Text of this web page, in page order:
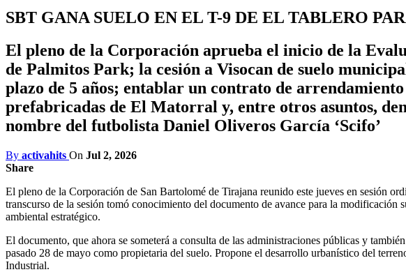
SBT GANA SUELO EN EL T-9 DE EL TABLERO
El pleno de la Corporación aprueba el inicio de la
de Palmitos Park; la cesión a Visocan de suelo
plazo de 5 años; entablar un contrato de
prefabricadas de El Matorral y, entre otros asuntos,
nombre del futbolista Daniel Oliveros García ‘Scifo’
By activahits On Jul 2, 2026
Share
El pleno de la Corporación de San Bartolomé de Tirajana reunido este jueves en sesión
transcurso de la sesión tomó conocimiento del documento de avance para la
ambiental estratégico.
El documento, que ahora se someterá a consulta de las administraciones públicas y
pasado 28 de mayo como propietaria del suelo. Propone el desarrollo urbanístico del
Industrial.